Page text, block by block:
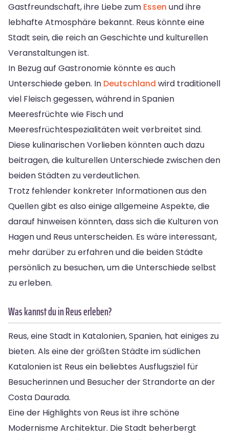
Gastfreundschaft, ihre Liebe zum Essen und ihre
lebhafte Atmosphäre bekannt. Reus könnte eine
Stadt sein, die reich an Geschichte und kulturellen
Veranstaltungen ist.
In Bezug auf Gastronomie könnte es auch
Unterschiede geben. In Deutschland wird traditionell
viel Fleisch gegessen, während in Spanien
Meeresfrüchte wie Fisch und
Meeresfrüchtespezialitäten weit verbreitet sind.
Diese kulinarischen Vorlieben könnten auch dazu
beitragen, die kulturellen Unterschiede zwischen den
beiden Städten zu verdeutlichen.
Trotz fehlender konkreter Informationen aus den
Quellen gibt es also einige allgemeine Aspekte, die
darauf hinweisen könnten, dass sich die Kulturen von
Hagen und Reus unterscheiden. Es wäre interessant,
mehr darüber zu erfahren und die beiden Städte
persönlich zu besuchen, um die Unterschiede selbst
zu erleben.
Was kannst du in Reus erleben?
Reus, eine Stadt in Katalonien, Spanien, hat einiges zu
bieten. Als eine der größten Städte im südlichen
Katalonien ist Reus ein beliebtes Ausflugsziel für
Besucherinnen und Besucher der Strandorte an der
Costa Daurada.
Eine der Highlights von Reus ist ihre schöne
Modernisme Architektur. Die Stadt beherbergt